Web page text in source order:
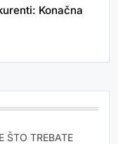
Konačna
ŠTO TREBATE